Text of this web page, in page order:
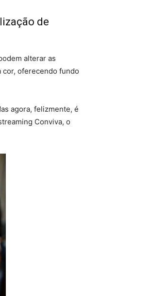
de
alterar as
cor, oferecendo fundo
agora, felizmente, é
Conviva, o